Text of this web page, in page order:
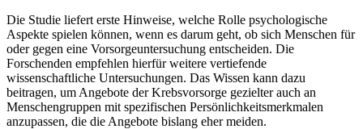
Die Studie liefert erste Hinweise, welche Rolle psychologische
Aspekte spielen können, wenn es darum geht, ob sich Menschen für
oder gegen eine Vorsorgeuntersuchung entscheiden. Die
Forschenden empfehlen hierfür weitere vertiefende
wissenschaftliche Untersuchungen. Das Wissen kann dazu
beitragen, um Angebote der Krebsvorsorge gezielter auch an
Menschengruppen mit spezifischen Persönlichkeitsmerkmalen
anzupassen, die die Angebote bislang eher meiden.